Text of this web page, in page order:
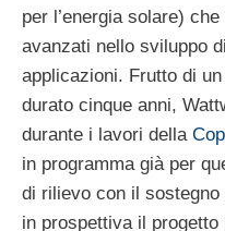
per l’energia solare)
avanzati nello sviluppo
applicazioni. Frutto di
durato cinque anni,
durante i lavori della
in programma già per
di rilievo con il
in prospettiva il progetto